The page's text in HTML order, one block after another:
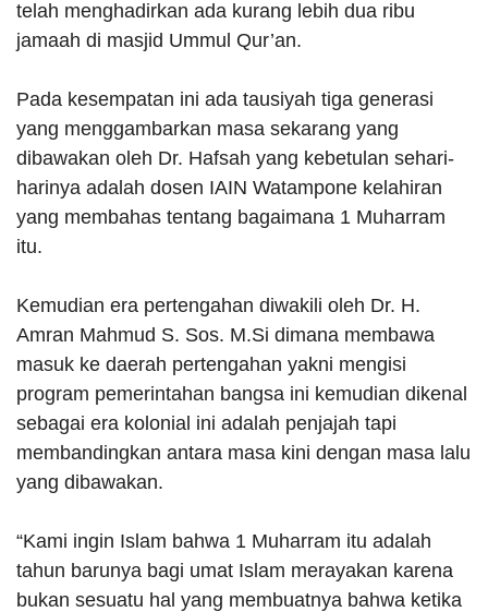
telah menghadirkan ada kurang lebih dua ribu
jamaah di masjid Ummul Qur’an.
Pada kesempatan ini ada tausiyah tiga generasi
yang menggambarkan masa sekarang yang
dibawakan oleh Dr. Hafsah yang kebetulan sehari-
harinya adalah dosen IAIN Watampone kelahiran
yang membahas tentang bagaimana 1 Muharram
itu.
Kemudian era pertengahan diwakili oleh Dr. H.
Amran Mahmud S. Sos. M.Si dimana membawa
masuk ke daerah pertengahan yakni mengisi
program pemerintahan bangsa ini kemudian dikenal
sebagai era kolonial ini adalah penjajah tapi
membandingkan antara masa kini dengan masa lalu
yang dibawakan.
“Kami ingin Islam bahwa 1 Muharram itu adalah
tahun barunya bagi umat Islam merayakan karena
bukan sesuatu hal yang membuatnya bahwa ketika